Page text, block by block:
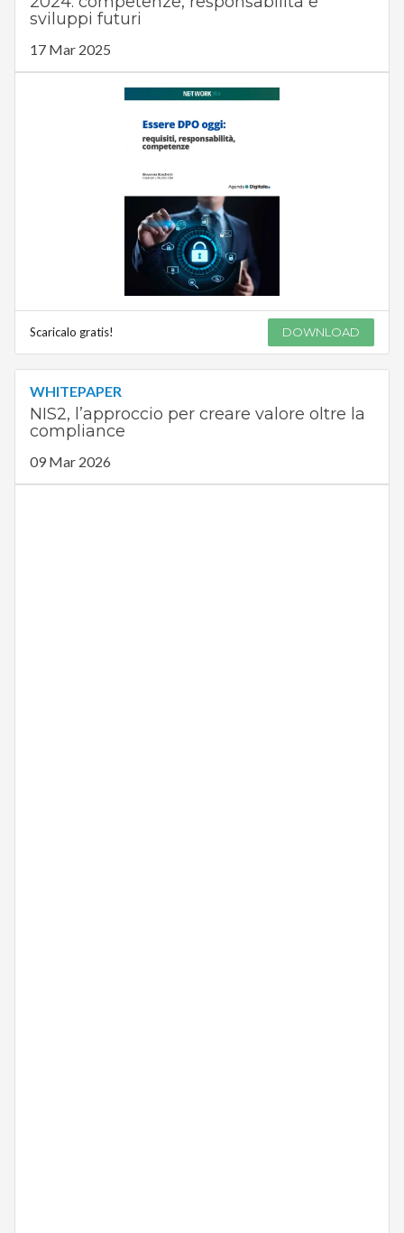
sviluppi futuri
17 Mar 2025
Scaricalo gratis! DOWNLOAD
WHITEPAPER
NIS2, l’approccio per creare valore oltre la
compliance
09 Mar 2026